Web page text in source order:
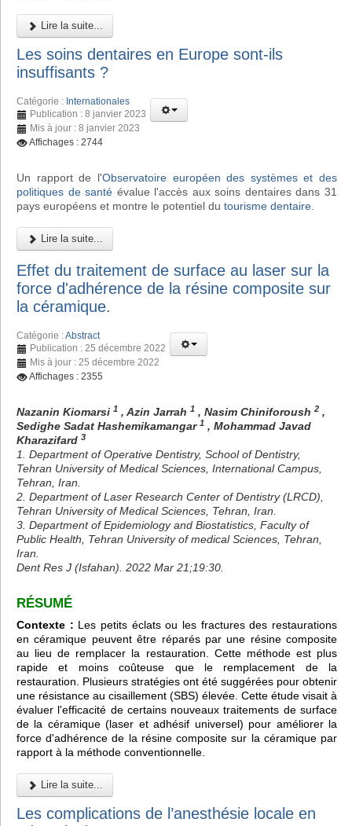
Lire la suite...
Les soins dentaires en Europe sont-ils
insuffisants ?
Catégorie : Internationales
Publication : 8 janvier 2023
Mis à jour : 8 janvier 2023
Affichages : 2744
Un rapport de l'Observatoire européen des systèmes et des
politiques de santé évalue l'accès aux soins dentaires dans 31
pays européens et montre le potentiel du tourisme dentaire
Lire la suite...
Effet du traitement de surface au laser sur la
force d'adhérence de la résine composite sur
la céramique.
Catégorie :Abstract
Publication : 25 décembre 2022
Mis à jour : 25 décembre 2022
Affichages : 2355
Nazanin Kiomarsi 1 , Azin Jarrah 1 , Nasim Chiniforoush 2 ,
Sedighe Sadat Hashemikamangar 1 , Mohammad Javad
Kharazifard 3
1. Department of Operative Dentistry, School of Dentistry,
Tehran University of Medical Sciences, International Campus,
Tehran, Iran.
2. Department of Laser Research Center of Dentistry (LRCD),
Tehran University of Medical Sciences, Tehran, Iran.
3. Department of Epidemiology and Biostatistics, Faculty of
Public Health, Tehran University of medical Sciences, Tehran,
Iran.
Dent Res J (Isfahan). 2022 Mar 21;19:30.
RÉSUMÉ
Contexte : Les petits éclats ou les fractures des restaurations
en céramique peuvent être réparés par une résine composite
au lieu de remplacer la restauration. Cette méthode est plus
rapide et moins coûteuse que le remplacement de la
restauration. Plusieurs stratégies ont été suggérées pour obtenir
une résistance au cisaillement (SBS) élevée. Cette étude visait à
évaluer l'efficacité de certains nouveaux traitements de surface
de la céramique (laser et adhésif universel) pour améliorer la
force d'adhérence de la résine composite sur la céramique par
rapport à la méthode conventionnelle.
Lire la suite...
Les complications de l’anesthésie locale en